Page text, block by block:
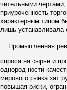
чительными
приуроченность
характерным типом
лишь устанавливала
Промышленная
спроса на сырье и
однород ности
мирового рынка зат
повышая риски,